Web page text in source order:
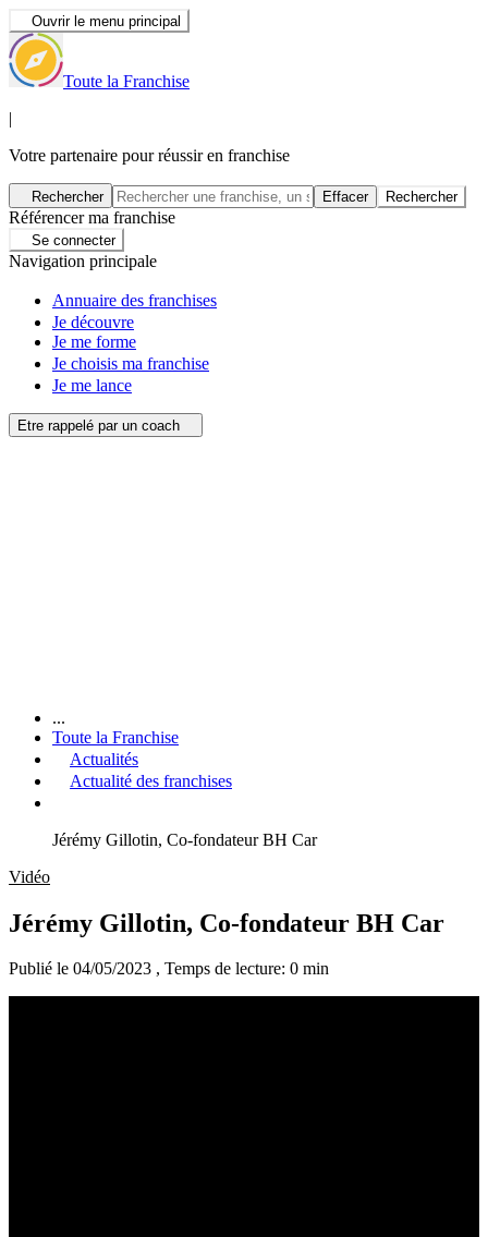
Ouvrir le menu principal
Toute la Franchise
|
Votre partenaire pour réussir en franchise
Rechercher Effacer Rechercher
Référencer ma franchise
Se connecter
Navigation principale
Annuaire des franchises
Je découvre
Je me forme
Je choisis ma franchise
Je me lance
Etre rappelé par un coach
...
Toute la Franchise
Actualités
Actualité des franchises
Jérémy Gillotin, Co-fondateur BH Car
Vidéo
Jérémy Gillotin, Co-fondateur BH Car
Publié le 04/05/2023 , Temps de lecture: 0 min